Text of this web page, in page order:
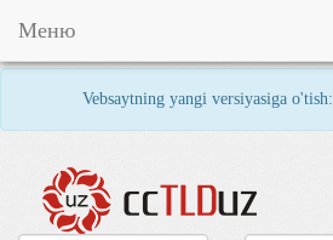
Vebsaytning yangi versiyasiga o'tish:
Меню